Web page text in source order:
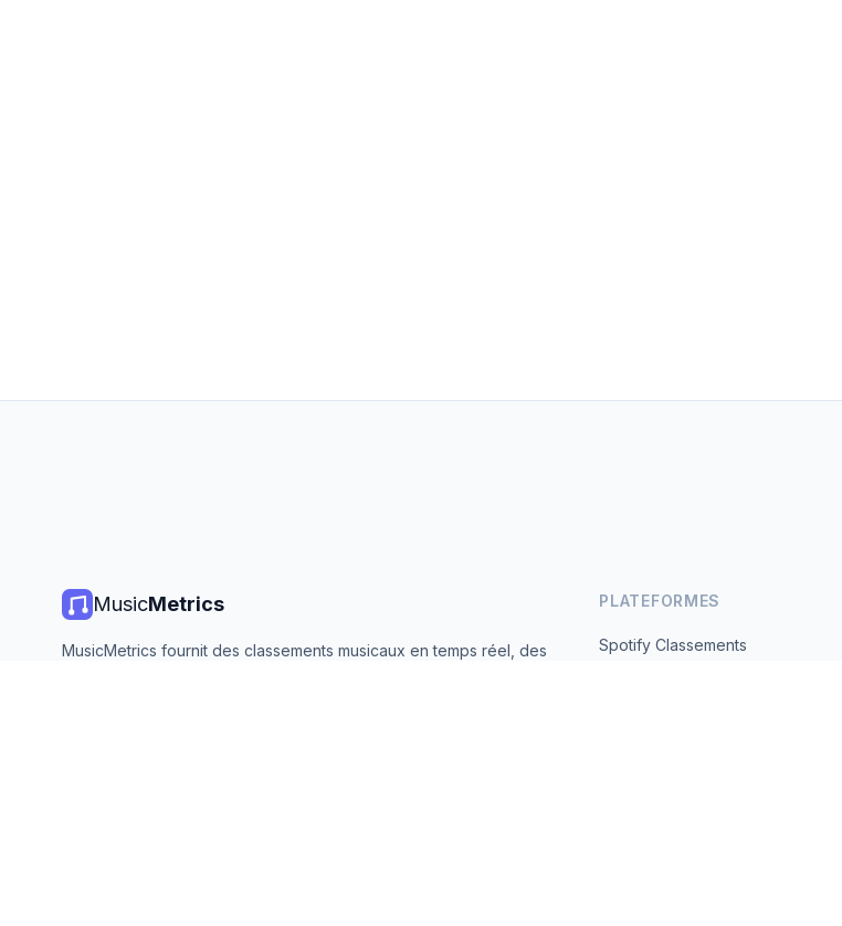
MusicMetrics
MusicMetrics fournit des classements musicaux en temps réel, des
PLATEFORMES
Spotify Classements